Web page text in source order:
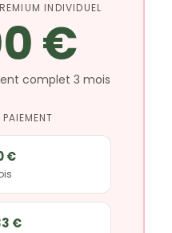
INDIVIDUEL
€
complet 3 mois
€
€